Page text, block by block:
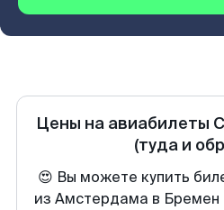
Цены на авиабилеты
(туда и
😍 Вы можете купить
из Амстердама в Бремен